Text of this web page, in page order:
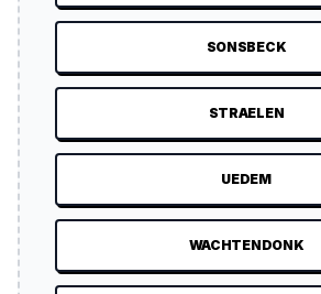
SONSBECK
STRAELEN
UEDEM
WACHTENDONK